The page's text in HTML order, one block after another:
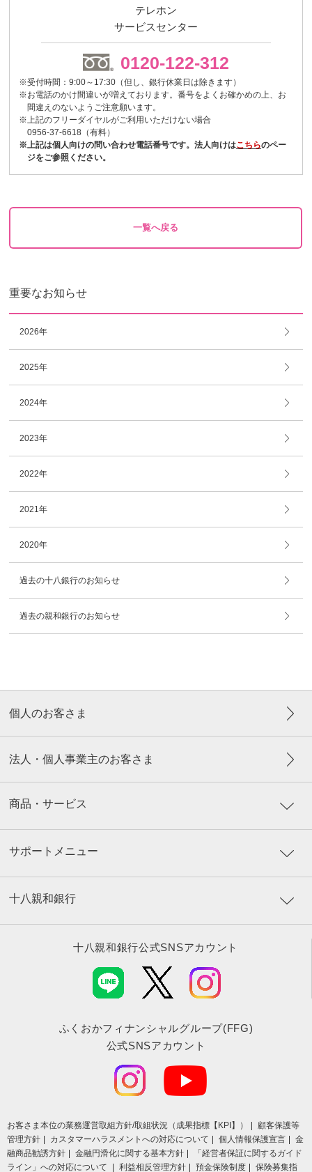
テレホン
サービスセンター
0120-122-312
※受付時間：9:00～17:30（但し、銀行休業日は除きます）
※お電話のかけ間違いが増えております。番号をよくお確かめの上、お
間違えのないようご注意願います。
※上記のフリーダイヤルがご利用いただけない場合
0956-37-6618（有料）
※上記は個人向けの問い合わせ電話番号です。法人向けはこちらのペー
ジをご参照ください。
一覧へ戻る
重要なお知らせ
2026年
2025年
2024年
2023年
2022年
2021年
2020年
過去の十八銀行のお知らせ
過去の親和銀行のお知らせ
個人のお客さま
法人・個人事業主のお客さま
商品・サービス
サポートメニュー
十八親和銀行
十八親和銀行公式SNSアカウント
ふくおかフィナンシャルグループ(FFG)
公式SNSアカウント
お客さま本位の業務運営取組⽅針/取組状況（成果指標【KPI】）
顧客保護等
管理方針
カスタマーハラスメントへの対応について 個人情報保護宣言
金
融商品勧誘方針
金融円滑化に関する基本方針
「経営者保証に関するガイド
ライン」への対応について
利益相反管理方針 預金保険制度 保険募集指